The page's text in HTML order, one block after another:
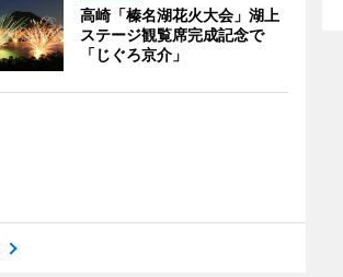
高崎「榛名湖花火大会」湖上
ステージ観覧席完成記念で
「じぐろ京介」